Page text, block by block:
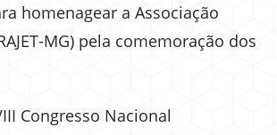
homenagear a Associação
MG) pela comemoração dos
Congresso Nacional